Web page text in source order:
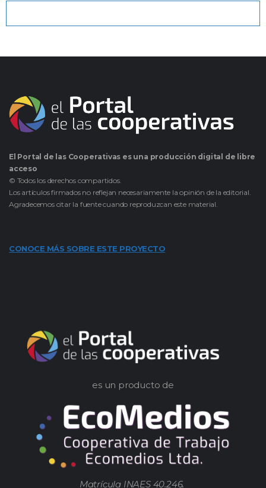
El Portal de las Cooperativas es una producción digital de libre
acceso
© Todos los derechos compartidos.
Los artículos firmados no reflejan necesariamente la opinión de la editorial.
Agradecemos citar la fuente cuando reproduzcan este material.
CONOCE MÁS SOBRE ESTE PROYECTO
es un producto de
Matrícula INAES 40.246.